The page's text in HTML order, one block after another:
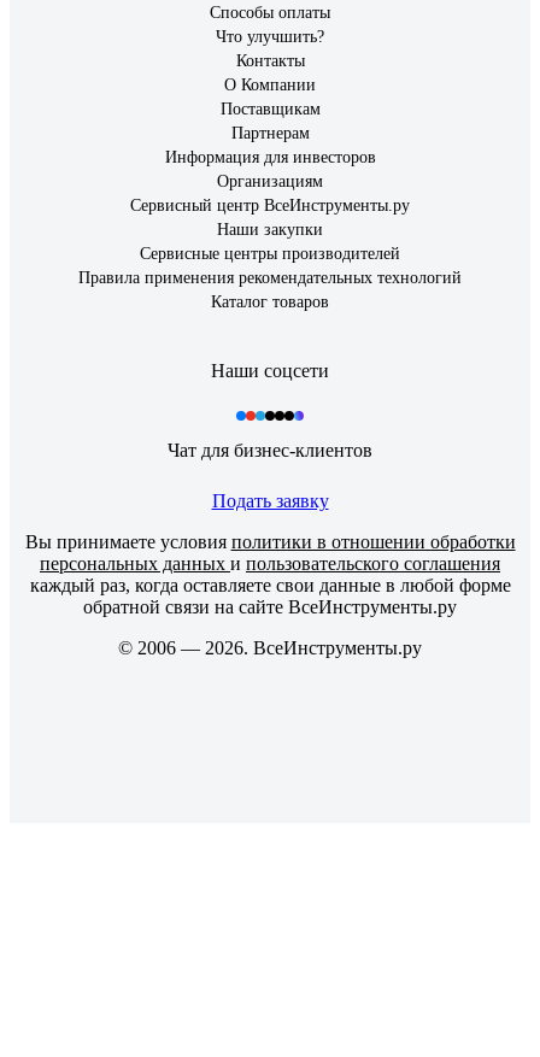
Способы оплаты
Что улучшить?
Контакты
О Компании
Поставщикам
Партнерам
Информация для инвесторов
Организациям
Сервисный центр ВсеИнструменты.ру
Наши закупки
Сервисные центры производителей
Правила применения рекомендательных технологий
Каталог товаров
Наши соцсети
Чат для бизнес-клиентов
Подать заявку
Вы принимаете условия политики в отношении обработки
персональных данных и пользовательского соглашения
каждый раз, когда оставляете свои данные в любой форме
обратной связи на сайте ВсеИнструменты.ру
© 2006 — 2026. ВсеИнструменты.ру